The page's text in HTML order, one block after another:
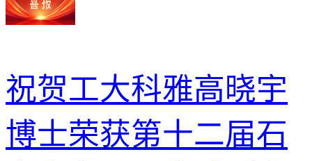
祝贺工大科雅高晓宇
博士荣获第十二届石